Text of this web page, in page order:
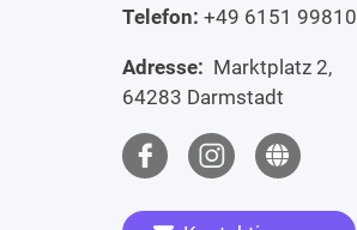
Telefon: +49 6151 99810
Adresse: Marktplatz 2,
64283 Darmstadt